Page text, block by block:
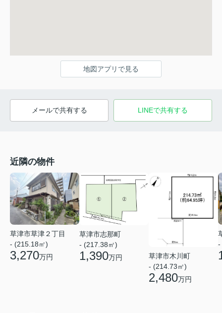
地図アプリで見る
メールで共有する LINEで共有する
近隣の物件
草津市草津２丁目
- (215.18㎡)
3,270万円
草津市志那町
- (217.38㎡)
1,390万円
草津市木川町
- (214.73㎡)
2,480万円
-